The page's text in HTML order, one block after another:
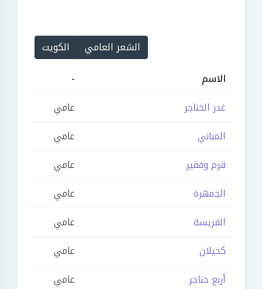
الشعر العامي
الكويت
الاسم
-
غدر الخناجر
عامي
المباني
عامي
قرم وفقير
عامي
الجمهرة
عامي
الفريسة
عامي
كحيلان
عامي
أربع خناجر
عامي